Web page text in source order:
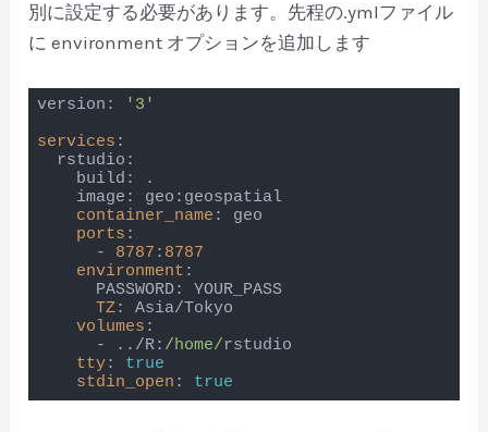
別に設定する必要があります。先程の.ymlファイル
に environment オプションを追加します
version:
'3'
services :
  rstudio:
    build: .
    image: geo:geospatial
container_name : geo
ports :
      -
8787 : 8787
environment :
      PASSWORD: YOUR_PASS
TZ: Asia/Tokyo
volumes :
      - ../R:
/home/rstudio
tty: true
stdin_open : true